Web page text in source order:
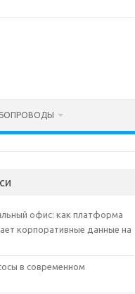
офис: как платформа
корпоративные данные на
в современном